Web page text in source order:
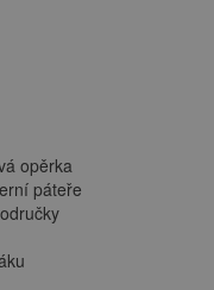
opěrka
páteře